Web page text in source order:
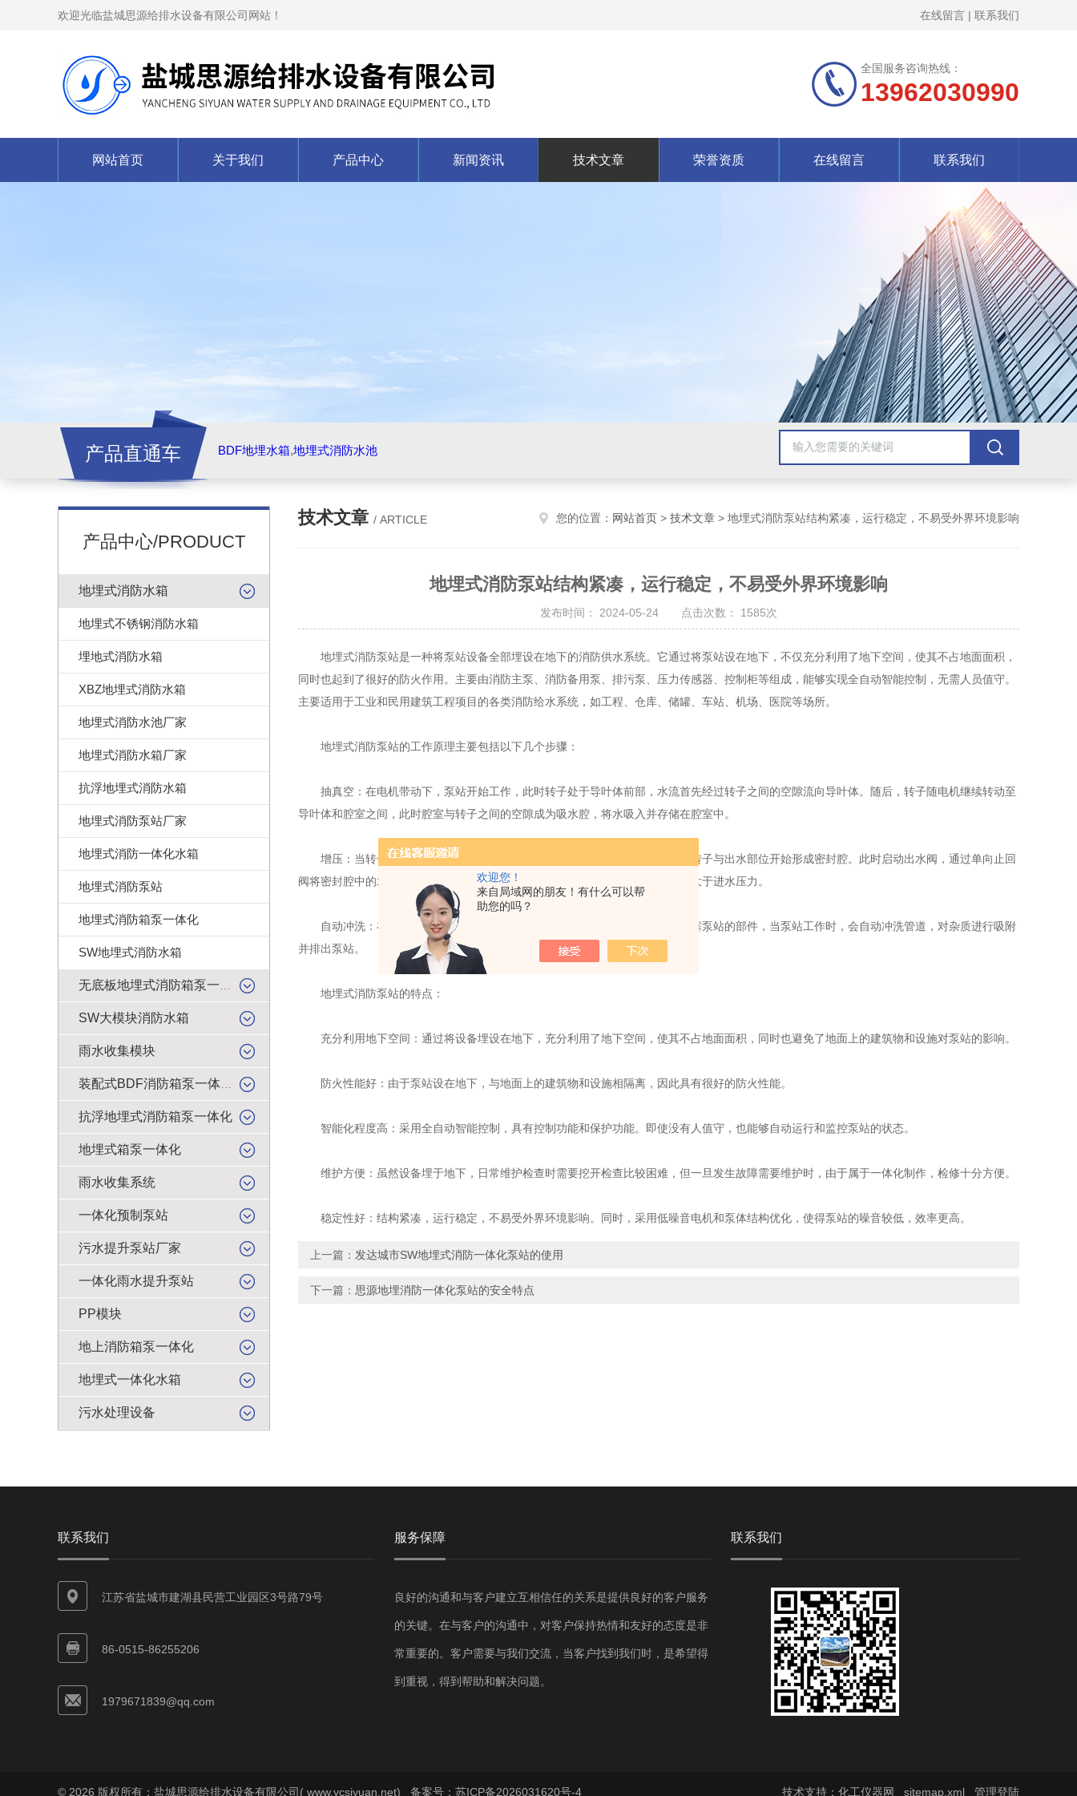
欢迎您！
来自局域网的朋友！有什么可以帮
助您的吗？
欢迎光临盐城思源给排水设备有限公司网站！ 在线留言 | 联系我们
全国服务咨询热线：
13962030990
网站首页 关于我们 产品中心 新闻资讯 技术文章 荣誉资质 在线留言 联系我们
产品直通车 BDF地埋水箱,地埋式消防水池
产品中心/PRODUCT
地埋式消防水箱
地埋式不锈钢消防水箱
埋地式消防水箱
XBZ地埋式消防水箱
地埋式消防水池厂家
地埋式消防水箱厂家
抗浮地埋式消防水箱
地埋式消防泵站厂家
地埋式消防一体化水箱
地埋式消防泵站
地埋式消防箱泵一体化
SW地埋式消防水箱
SW大模块消防水箱
雨水收集模块
抗浮地埋式消防箱泵一体化
地埋式箱泵一体化
雨水收集系统
一体化预制泵站
污水提升泵站厂家
一体化雨水提升泵站
PP模块
地上消防箱泵一体化
地埋式一体化水箱
污水处理设备
技术文章 / ARTICLE 您的位置： 网站首页 > 技术文章 > 地埋式消防泵站结构紧凑，运行稳定，不易受外界环境影响
地埋式消防泵站结构紧凑，运行稳定，不易受外界环境影响
发布时间： 2024-05-24 点击次数： 1585次
地埋式消防泵站是一种将泵站设备全部埋设在地下的消防供水系统。它通过将泵站设在地下，不仅充分利用了地下空间，使其不占地面面积，
同时也起到了很好的防火作用。主要由消防主泵、消防备用泵、排污泵、压力传感器、控制柜等组成，能够实现全自动智能控制，无需人员值守。
主要适用于工业和民用建筑工程项目的各类消防给水系统，如工程、仓库、储罐、车站、机场、医院等场所。
地埋式消防泵站的工作原理主要包括以下几个步骤：
抽真空：在电机带动下，泵站开始工作，此时转子处于导叶体前部，水流首先经过转子之间的空隙流向导叶体。随后，转子随电机继续转动至
导叶体和腔室之间，此时腔室与转子之间的空隙成为吸水腔，将水吸入并存储在腔室中。
增压：当转子继续转动至导叶体的出水部位后，出水部位开始与水源接触，转子与出水部位开始形成密封腔。此时启动出水阀，通过单向止回
阀将密封腔中的水不断的输出。由于密封腔中储存了一定的压力，所以出水压力大于进水压力。
自动冲洗：在消防泵站工作过程中，难免有杂质进入泵站。为了防止杂质堵塞泵站的部件，当泵站工作时，会自动冲洗管道，对杂质进行吸附
并排出泵站。
地埋式消防泵站的特点：
充分利用地下空间：通过将设备埋设在地下，充分利用了地下空间，使其不占地面面积，同时也避免了地面上的建筑物和设施对泵站的影响。
防火性能好：由于泵站设在地下，与地面上的建筑物和设施相隔离，因此具有很好的防火性能。
智能化程度高：采用全自动智能控制，具有控制功能和保护功能。即使没有人值守，也能够自动运行和监控泵站的状态。
维护方便：虽然设备埋于地下，日常维护检查时需要挖开检查比较困难，但一旦发生故障需要维护时，由于属于一体化制作，检修十分方便。
稳定性好：结构紧凑，运行稳定，不易受外界环境影响。同时，采用低噪音电机和泵体结构优化，使得泵站的噪音较低，效率更高。
上一篇： 发达城市SW地埋式消防一体化泵站的使用
下一篇： 思源地埋消防一体化泵站的安全特点
联系我们
江苏省盐城市建湖县民营工业园区3号路79号
86-0515-86255206
1979671839@qq.com
服务保障
良好的沟通和与客户建立互相信任的关系是提供良好的客户服务
的关键。在与客户的沟通中，对客户保持热情和友好的态度是非
常重要的。客户需要与我们交流，当客户找到我们时，是希望得
到重视，得到帮助和解决问题。
联系我们
技术支持： 化工仪器网 sitemap.xml 管理登陆
© 2026 版权所有：盐城思源给排水设备有限公司( www.ycsiyuan.net) 备案号：苏ICP备2026031620号-4